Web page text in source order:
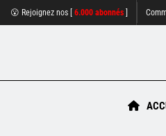
😮 Rejoignez nos [ 6.000 abonnés